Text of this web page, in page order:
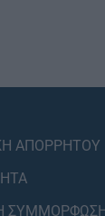
ΑΠΟΡΡΗΤΟΥ